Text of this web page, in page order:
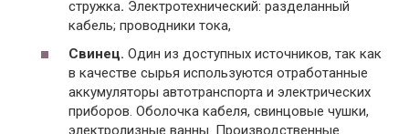
стружка. Электротехнический: разделанный
кабель; проводники тока,
Свинец. Один из доступных источников, так как
в качестве сырья используются отработанные
аккумуляторы автотранспорта и электрических
приборов. Оболочка кабеля, свинцовые чушки,
электролизные ванны. Производственные